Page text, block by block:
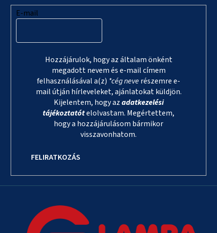
E-mail
Hozzájárulok, hogy az általam önként
megadott nevem és e-mail címem
felhasználásával a(z) *cég neverészemre e-
mail útján hírleveleket, ajánlatokat küldjön.
Kijelentem, hogy azadatkezelési
tájékoztatótelolvastam. Megértettem,
hogy a hozzájárulásom bármikor
visszavonhatom.
FELIRATKOZÁS